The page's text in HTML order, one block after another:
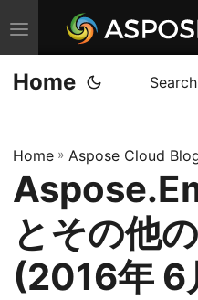
T
o
g
e
n
v
i
g
Home Search
Home » Aspose Cloud
とその他
(2016年 6